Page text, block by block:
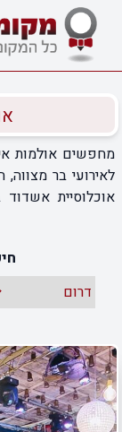
מחפשים אולמות
לאירועי בר מצווה,
אוכלוסיית
אירועים. במצב
תלכו למתחרים.
אתר מקומות
קריטריונים